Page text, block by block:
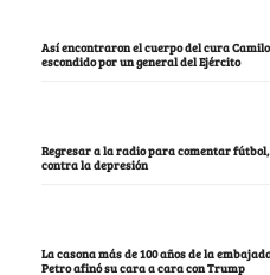
Así encontraron el cuerpo del cura
escondido por un general del Ejército
Regresar a la radio para comentar
contra la depresión
La casona más de 100 años de la
Petro afinó su cara a cara con Trump